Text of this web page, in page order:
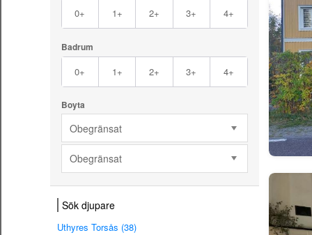
0+ 1+ 2+ 3+ 4+
Badrum
0+ 1+ 2+ 3+ 4+
Boyta
Obegränsat
Obegränsat
Sök djupare
Uthyres Torsås (38)